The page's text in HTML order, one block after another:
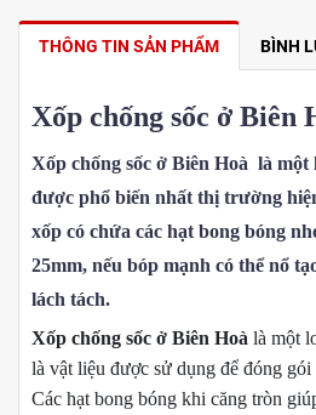
THÔNG TIN SẢN PHẨM BÌNH
Xốp chống sốc ở Biên
Xốp chống sốc ở Biên Hoà là một
được phổ biến nhất thị trường
xốp có chứa các hạt bong bóng
25mm, nếu bóp mạnh có thể nổ
lách tách.
Xốp chống sốc ở Biên Hoà là một
là vật liệu được sử dụng để đóng gói
Các hạt bong bóng khi căng tròn